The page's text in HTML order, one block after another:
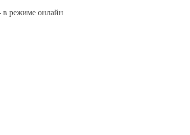
в режиме онлайн